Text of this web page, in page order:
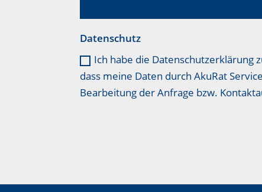
Datenschutz
Ich habe die Datenschutzerklärung
dass meine Daten durch AkuRat
Bearbeitung der Anfrage bzw.